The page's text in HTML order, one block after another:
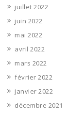
juillet 2022
juin 2022
mai 2022
avril 2022
mars 2022
février 2022
janvier 2022
décembre 2021